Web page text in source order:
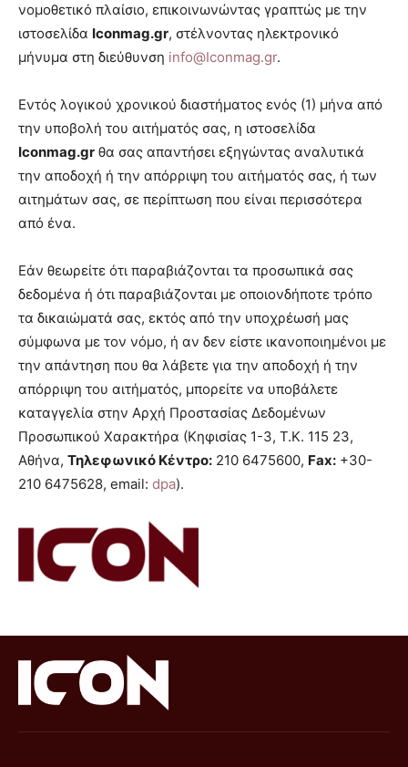
νομοθετικό πλαίσιο, επικοινωνώντας γραπτώς με την
ιστοσελίδα Iconmag.gr, στέλνοντας ηλεκτρονικό
μήνυμα στη διεύθυνση info@Iconmag.gr.
Εντός λογικού χρονικού διαστήματος ενός (1) μήνα από
την υποβολή του αιτήματός σας, η ιστοσελίδα
Iconmag.gr θα σας απαντήσει εξηγώντας αναλυτικά
την αποδοχή ή την απόρριψη του αιτήματός σας, ή των
αιτημάτων σας, σε περίπτωση που είναι περισσότερα
από ένα.
Εάν θεωρείτε ότι παραβιάζονται τα προσωπικά σας
δεδομένα ή ότι παραβιάζονται με οποιονδήποτε τρόπο
τα δικαιώματά σας, εκτός από την υποχρέωσή μας
σύμφωνα με τον νόμο, ή αν δεν είστε ικανοποιημένοι με
την απάντηση που θα λάβετε για την αποδοχή ή την
απόρριψη του αιτήματός, μπορείτε να υποβάλετε
καταγγελία στην Αρχή Προστασίας Δεδομένων
Προσωπικού Χαρακτήρα (Κηφισίας 1-3, Τ.Κ. 115 23,
Αθήνα, Τηλεφωνικό Κέντρο: 210 6475600, Fax: +30-
210 6475628, email: dpa).